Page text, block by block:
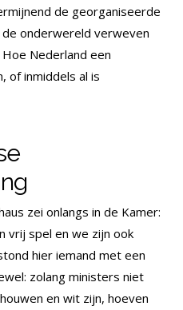
de georganiseerde
onderwereld verweven
Nederland een
of inmiddels al is
zei onlangs in de Kamer:
vrij spel en we zijn ook
hier iemand met een
zolang ministers niet
en wit zijn, hoeven